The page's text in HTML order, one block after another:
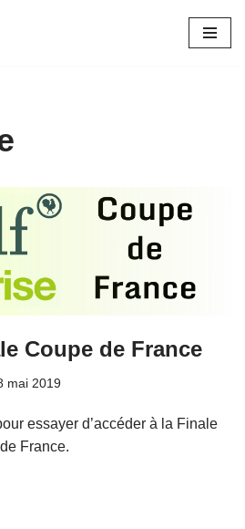
Coupe de France
mai 2019
essayer d’accéder à la Finale
France.